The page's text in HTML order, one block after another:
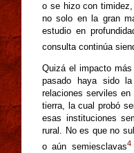
o se hizo con
no solo en la gran
estudio en
consulta continúa
Quizá el impacto
pasado haya sido
relaciones serviles
tierra, la cual probó
esas instituciones
rural. No es que no
o aún semiesclavas4